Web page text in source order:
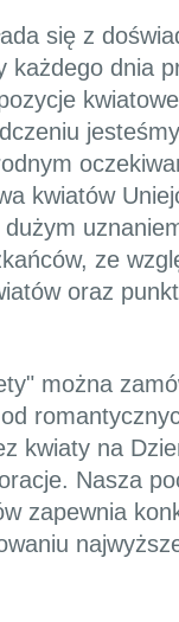
się z
każdego dnia
kwiatów
ze
oraz
można
kwiaty na
Nasza
zapewnia